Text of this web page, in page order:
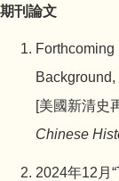
期刊論文
Forthcoming
[美國新清史
Chinese
2024年12月